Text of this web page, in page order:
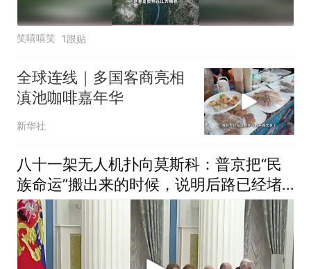
笑嘻嘻笑 1跟贴
全球连线｜多国客商亮相
滇池咖啡嘉年华
新华社
八十一架无人机扑向莫斯科：普京把“民
族命运”搬出来的时候，说明后路已经堵
死了